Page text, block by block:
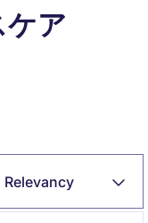
ケア
Relevancy